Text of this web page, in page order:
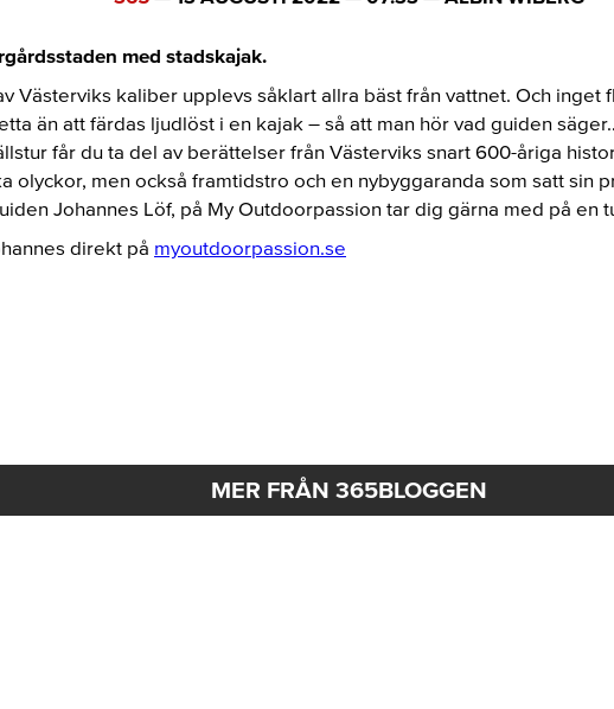
med stadskajak.
Västerviks kaliber upplevs såklart allra bäst från vattnet. Och inget
än att färdas ljudlöst i en kajak – så att man hör vad guiden
får du ta del av berättelser från Västerviks snart 600-åriga
olyckor, men också framtidstro och en nybyggaranda som satt sin
Johannes Löf, på My Outdoorpassion tar dig gärna med på en
direkt på myoutdoorpassion.se
MER FRÅN 365BLOGGEN